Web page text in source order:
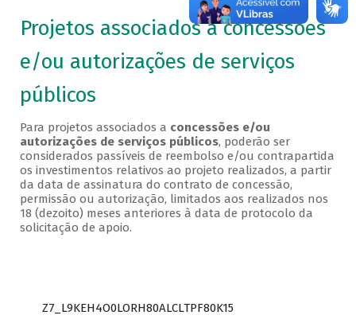
Projetos associados a concessões
e/ou autorizações de serviços
públicos
Para projetos associados a concessões e/ou
autorizações de serviços públicos, poderão ser
considerados passíveis de reembolso e/ou contrapartida
os investimentos relativos ao projeto realizados, a partir
da data de assinatura do contrato de concessão,
permissão ou autorização, limitados aos realizados nos
18 (dezoito) meses anteriores à data de protocolo da
solicitação de apoio.
Z7_L9KEH4O0LORH80ALCLTPF80K15